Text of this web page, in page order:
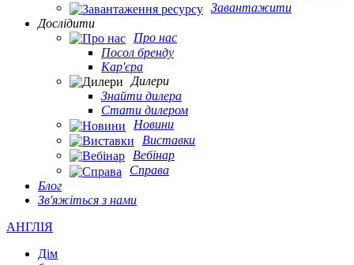
Завантажити
Дослідити
Про нас
Посол бренду
Кар'єра
Дилери
Знайти дилера
Стати дилером
Новини
Виставки
Вебінар
Справа
Блог
Зв'яжіться з нами
АНГЛІЯ
Дім